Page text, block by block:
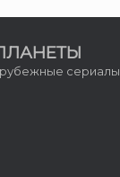
сериалы